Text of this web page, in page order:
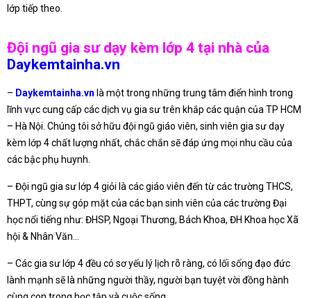
lớp tiếp theo.
Đội ngũ gia sư dạy kèm lớp 4 tại nhà của
Daykemtainha.vn
– Daykemtainha.vn là một trong những trung tâm điển hình trong
lĩnh vực cung cấp các dịch vụ gia sư trên khắp các quận của TP HCM
– Hà Nội. Chúng tôi sở hữu đội ngũ giáo viên, sinh viên gia sư dạy
kèm lớp 4 chất lượng nhất, chắc chắn sẽ đáp ứng mọi nhu cầu của
các bậc phụ huynh.
– Đội ngũ gia sư lớp 4 giỏi là các giáo viên đến từ các trường THCS,
THPT, cùng sự góp mặt của các bạn sinh viên của các trường Đại
học nổi tiếng như: ĐHSP, Ngoại Thương, Bách Khoa, ĐH Khoa học Xã
hội & Nhân Văn…
– Các gia sư lớp 4 đều có sơ yếu lý lịch rõ ràng, có lối sống đạo đức
lành mạnh sẽ là những người thầy, người bạn tuyệt vời đồng hành